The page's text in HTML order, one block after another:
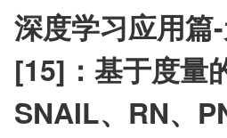
深度学习应用篇
[15]：基于度量
SNAIL、RN、